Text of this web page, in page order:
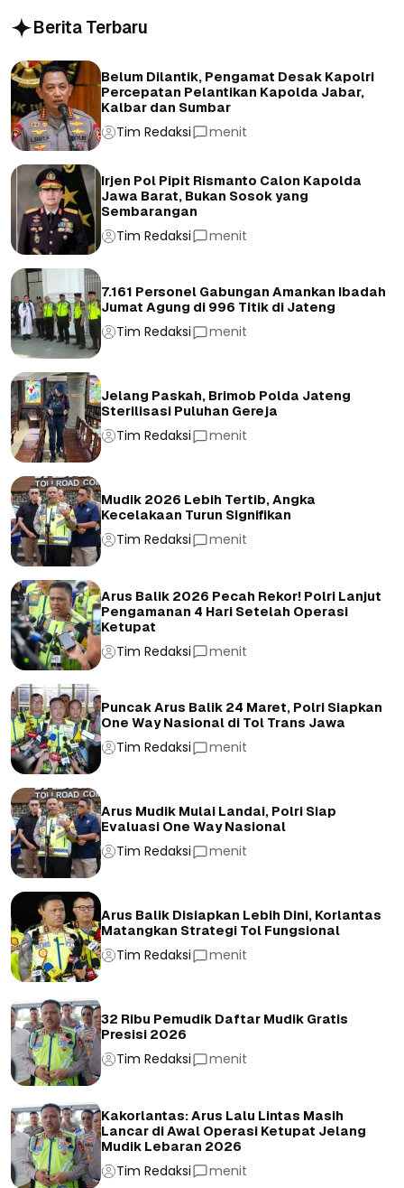
Berita Terbaru
Belum Dilantik, Pengamat Desak Kapolri
Percepatan Pelantikan Kapolda Jabar,
Kalbar dan Sumbar
Tim Redaksi menit
Irjen Pol Pipit Rismanto Calon Kapolda
Jawa Barat, Bukan Sosok yang
Sembarangan
Tim Redaksi menit
7.161 Personel Gabungan Amankan Ibadah
Jumat Agung di 996 Titik di Jateng
Tim Redaksi menit
Jelang Paskah, Brimob Polda Jateng
Sterilisasi Puluhan Gereja
Tim Redaksi menit
Mudik 2026 Lebih Tertib, Angka
Kecelakaan Turun Signifikan
Tim Redaksi menit
Arus Balik 2026 Pecah Rekor! Polri Lanjut
Pengamanan 4 Hari Setelah Operasi
Ketupat
Tim Redaksi menit
Puncak Arus Balik 24 Maret, Polri Siapkan
One Way Nasional di Tol Trans Jawa
Tim Redaksi menit
Arus Mudik Mulai Landai, Polri Siap
Evaluasi One Way Nasional
Tim Redaksi menit
Arus Balik Disiapkan Lebih Dini, Korlantas
Matangkan Strategi Tol Fungsional
Tim Redaksi menit
32 Ribu Pemudik Daftar Mudik Gratis
Presisi 2026
Tim Redaksi menit
Kakorlantas: Arus Lalu Lintas Masih
Lancar di Awal Operasi Ketupat Jelang
Mudik Lebaran 2026
Tim Redaksi menit